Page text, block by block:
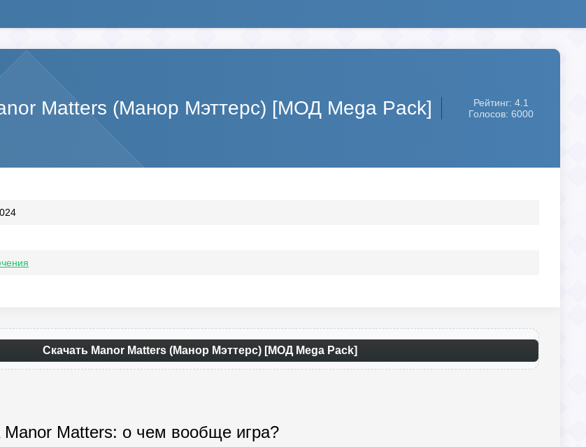
Matters (Манор Мэттерс) [МОД Mega Pack]
Рейтинг: 4.1
Голосов: 6000
Скачать Manor Matters (Манор Мэттерс) [МОД Mega Pack]
Manor Matters: о чем вообще игра?